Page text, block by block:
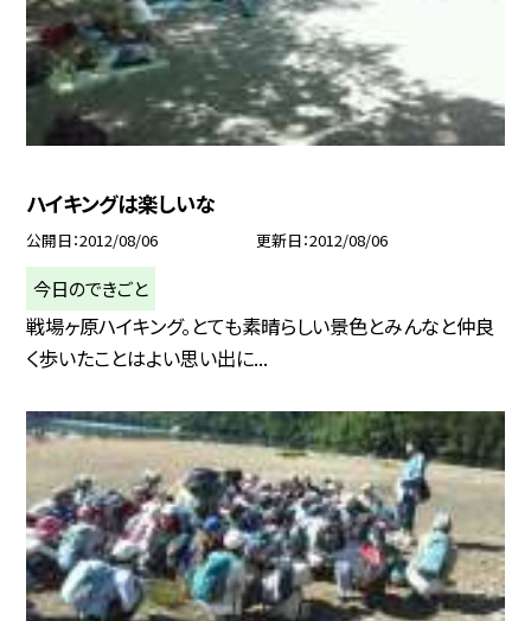
ハイキングは楽しいな
公開日 2012/08/06 更新日 2012/08/06
今日のできごと
戦場ヶ原ハイキング。とても素晴らしい景色とみんなと仲良
く歩いたことはよい思い出に...